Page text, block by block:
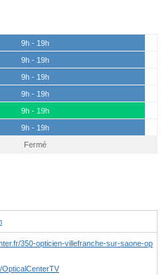
9h - 19h
9h - 19h
9h - 19h
9h - 19h
9h - 19h
9h - 19h
Fermé
350-opticien-villefranche-sur-saone-op